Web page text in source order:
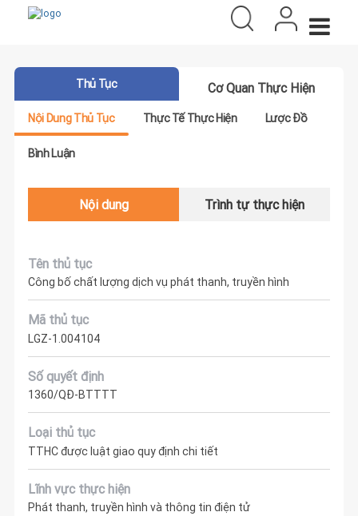
Thủ Tục Cơ Quan Thực Hiện
Nội Dung Thủ Tục Thực Tế Thực Hiện Lược Đồ
Bình Luận
Nội dung Trình tự thực hiện
Tên thủ tục
Công bố chất lượng dịch vụ phát thanh, truyền hình
Mã thủ tục
LGZ-1.004104
Số quyết định
1360/QĐ-BTTTT
Loại thủ tục
TTHC được luật giao quy định chi tiết
Lĩnh vực thực hiện
Phát thanh, truyền hình và thông tin điện tử